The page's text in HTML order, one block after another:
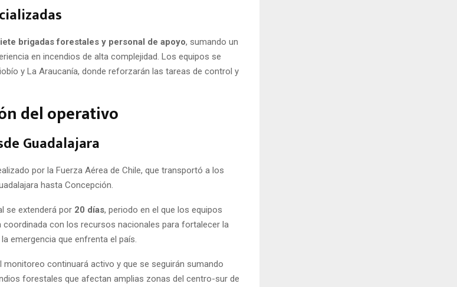
brigadas forestales y personal de apoyo, sumando un
en incendios de alta complejidad. Los equipos se
y La Araucanía, donde reforzarán las tareas de control y
del operativo
Guadalajara
por la Fuerza Aérea de Chile, que transportó a los
hasta Concepción.
se extenderá por 20 días, periodo en el que los equipos
coordinada con los recursos nacionales para fortalecer la
emergencia que enfrenta el país.
monitoreo continuará activo y que se seguirán sumando
forestales que afectan amplias zonas del centro-sur de